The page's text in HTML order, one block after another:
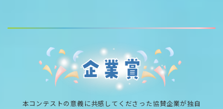
になります！
本コンテストの意義に共感してくださった協賛企業が独自